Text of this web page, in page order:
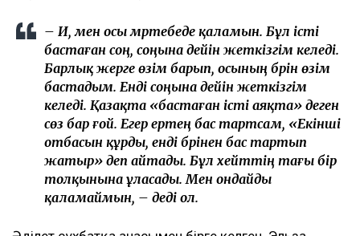
– Иә, мен осы мәртебеде қаламын. Бұл істі
бастаған соң, соңына дейін жеткізгім келеді.
Барлық жерге өзім барып, осының бәрін өзім
бастадым. Енді соңына дейін жеткізгім
келеді. Қазақта «бастаған істі аяқта» деген
сөз бар ғой. Егер ертең бас тартсам, «Екінші
отбасын құрды, енді бәрінен бас тартып
жатыр» деп айтады. Бұл хейттің тағы бір
толқынына ұласады. Мен ондайды
қаламаймын, – деді ол.